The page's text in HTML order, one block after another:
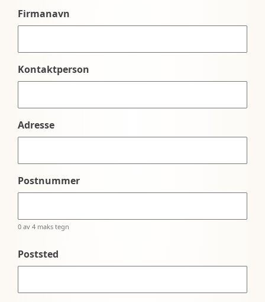
Firmanavn
Kontaktperson
Adresse
Postnummer
0 av 4 maks tegn
Poststed